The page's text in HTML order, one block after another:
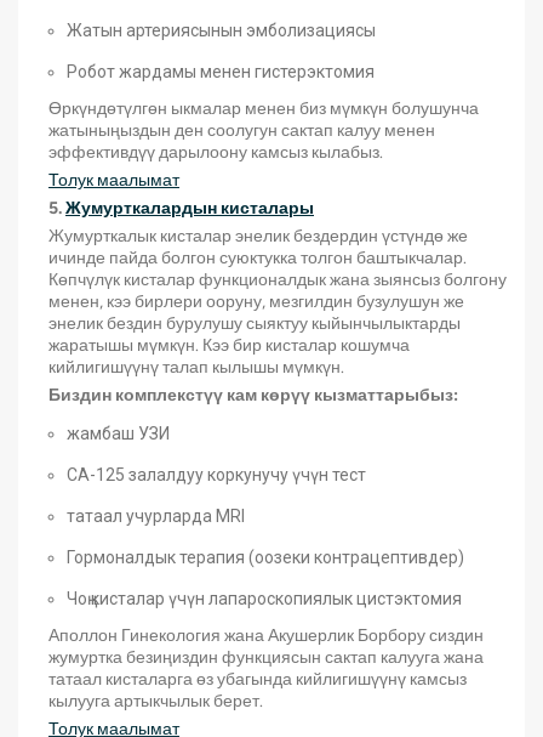
Жатын артериясынын эмболизациясы
Робот жардамы менен гистерэктомия
Өркүндөтүлгөн ыкмалар менен биз мүмкүн болушунча
жатыныңыздын ден соолугун сактап калуу менен
эффективдүү дарылоону камсыз кылабыз.
Толук маалымат
5.Жумурткалардын кисталары
Жумурткалык кисталар энелик бездердин үстүндө же
ичинде пайда болгон суюктукка толгон баштыкчалар.
Көпчүлүк кисталар функционалдык жана зыянсыз болгону
менен, кээ бирлери ооруну, мезгилдин бузулушун же
энелик бездин бурулушу сыяктуу кыйынчылыктарды
жаратышы мүмкүн. Кээ бир кисталар кошумча
кийлигишүүнү талап кылышы мүмкүн.
Биздин комплекстүү кам көрүү кызматтарыбыз:
жамбаш УЗИ
CA-125 залалдуу коркунучу үчүн тест
татаал учурларда MRI
Гормоналдык терапия (оозеки контрацептивдер)
Чоң кисталар үчүн лапароскопиялык цистэктомия
Аполлон Гинекология жана Акушерлик Борбору сиздин
жумуртка безиңиздин функциясын сактап калууга жана
татаал кисталарга өз убагында кийлигишүүнү камсыз
кылууга артыкчылык берет.
Толук маалымат